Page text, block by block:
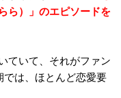
ら）」のエピソードを
ていて、それがファン
は、ほとんど恋愛要